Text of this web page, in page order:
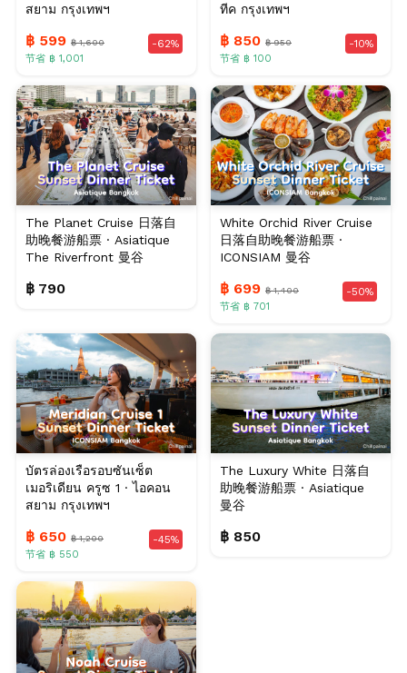
สยาม กรุงเทพฯ
฿ 599 ฿ 1,600
节省 ฿ 1,001
-62%
ทีค กรุงเทพฯ
฿ 850 ฿ 950
节省 ฿ 100
-10%
The Planet Cruise 日落自
助晚餐游船票 · Asiatique
The Riverfront 曼谷
฿ 790
White Orchid River Cruise
日落自助晚餐游船票 ·
ICONSIAM 曼谷
฿ 699 ฿ 1,400
节省 ฿ 701
-50%
บัตรล่องเรือรอบซันเซ็ต
เมอริเดียน ครูซ 1 · ไอคอน
สยาม กรุงเทพฯ
฿ 650 ฿ 1,200
节省 ฿ 550
-45%
The Luxury White 日落自
助晚餐游船票 · Asiatique
曼谷
฿ 850